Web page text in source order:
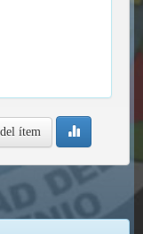
ítem